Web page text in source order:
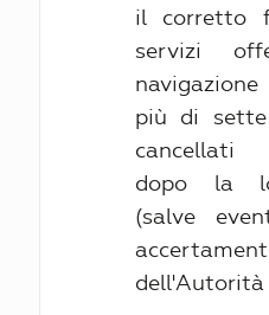
il corretto
servizi
più di
cancellati
dopo la
(salve
dell'Autorità